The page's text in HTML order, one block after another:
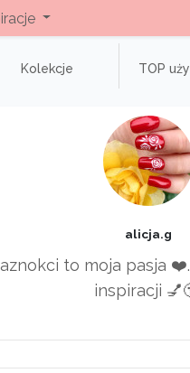
Kolekcje TOP
alicja.g
to moja pasja
inspiracji